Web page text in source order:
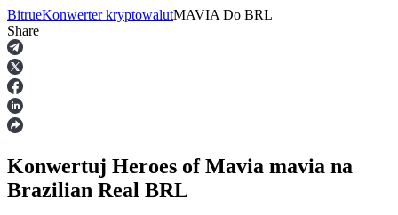
Kontrakty terminowe
BitrueKonwerter kryptowalutMAVIA Do BRL
Share
Konwertuj Heroes of Mavia mavia na
Brazilian Real BRL